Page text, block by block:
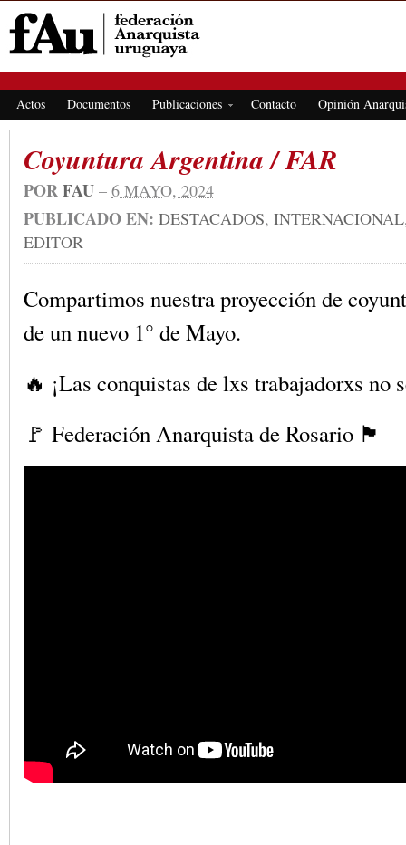
Actos Documentos Publicaciones Contacto Opinión
Coyuntura Argentina / FAR
PORFAU – 6 MAYO, 2024
PUBLICADO EN: DESTACADOS, INTERNACIONAL
EDITOR
Compartimos nuestra proyección de
de un nuevo 1° de Mayo.
🔥 ¡Las conquistas de lxs trabajadorxs no
🚩 Federación Anarquista de Rosario 🏴